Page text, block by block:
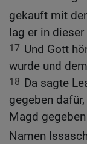
gekauft mit
lag er in
17 Und Gott
wurde und
18 Da sagte
gegeben
Magd
Namen